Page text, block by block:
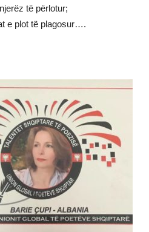
të përlotur;
e plot të plagosur….